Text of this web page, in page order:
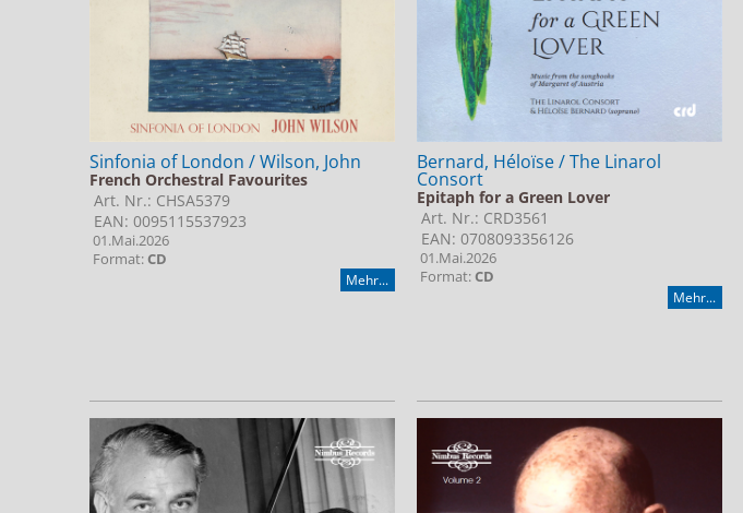
Sinfonia of London / Wilson, John
French Orchestral Favourites
Art. Nr.: CHSA5379
EAN: 0095115537923
01.Mai.2026
Format:CD
Mehr...
Bernard, Héloïse / The Linarol
Consort
Epitaph for a Green Lover
Art. Nr.: CRD3561
EAN: 0708093356126
01.Mai.2026
Format:CD
Mehr...